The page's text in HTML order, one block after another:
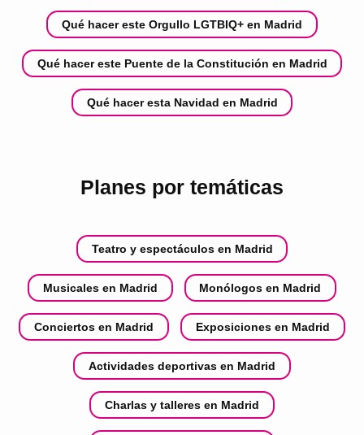
Qué hacer este Orgullo LGTBIQ+ en Madrid
Qué hacer este Puente de la Constitución en Madrid
Qué hacer esta Navidad en Madrid
Planes por temáticas
Teatro y espectáculos en Madrid
Musicales en Madrid Monólogos en Madrid
Conciertos en Madrid Exposiciones en Madrid
Actividades deportivas en Madrid
Charlas y talleres en Madrid